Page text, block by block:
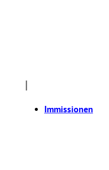
I
Immissionen